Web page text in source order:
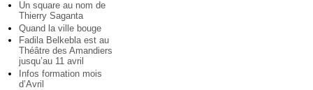
Un square au nom de
Thierry Saganta
Quand la ville bouge
Fadila Belkebla est au
Théâtre des Amandiers
jusqu’au 11 avril
Infos formation mois
d’Avril